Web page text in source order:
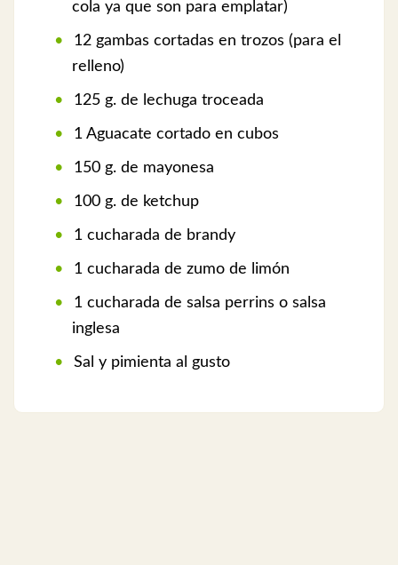
cola ya que son para emplatar)
12 gambas cortadas en trozos (para el
relleno)
125 g. de lechuga troceada
1 Aguacate cortado en cubos
150 g. de mayonesa
100 g. de ketchup
1 cucharada de brandy
1 cucharada de zumo de limón
1 cucharada de salsa perrins o salsa
inglesa
Sal y pimienta al gusto